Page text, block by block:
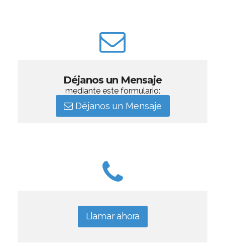
Déjanos un Mensaje
mediante este formulario:
Déjanos un Mensaje
Llamar ahora